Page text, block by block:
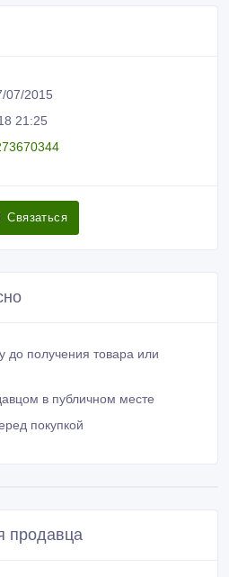
07/2015
21:25
Связаться
до получения товара или
в публичном месте
покупкой
продавца